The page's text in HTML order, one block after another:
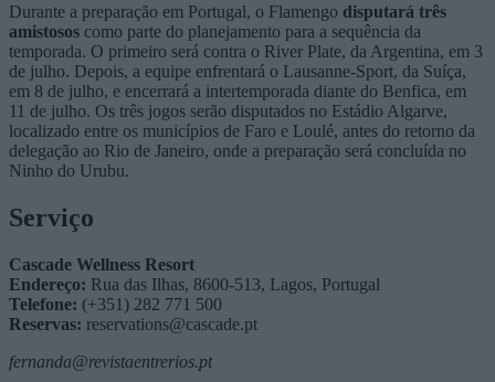
Durante a preparação em Portugal, o Flamengo disputará três
amistosos como parte do planejamento para a sequência da
temporada. O primeiro será contra o River Plate, da Argentina, em 3
de julho. Depois, a equipe enfrentará o Lausanne-Sport, da Suíça,
em 8 de julho, e encerrará a intertemporada diante do Benfica, em
11 de julho. Os três jogos serão disputados no Estádio Algarve,
localizado entre os municípios de Faro e Loulé, antes do retorno da
delegação ao Rio de Janeiro, onde a preparação será concluída no
Ninho do Urubu.
Serviço
Cascade Wellness Resort
Endereço: Rua das Ilhas, 8600-513, Lagos, Portugal
Telefone: (+351) 282 771 500
Reservas: reservations@cascade.pt
fernanda@revistaentrerios.pt